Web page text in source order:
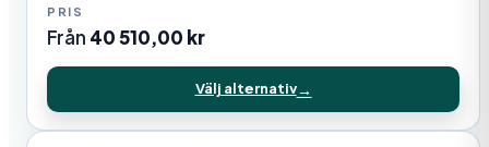
Från 40 510,00 kr
Välj alternativ